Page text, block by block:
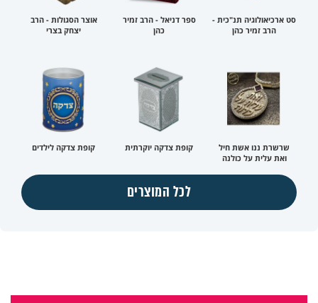
סט ארכיאולוגיה תנ"כית -
הרב זמיר כהן
ספר דניאל - הרב זמיר
כהן
אוצר הסגולות - הרב
יצחק בצרי
שרשרת ננו אשת חיל
ואת עלית על כולנה
קופת צדקה יוקרתית קופת צדקה לילדים
לכל המוצרים